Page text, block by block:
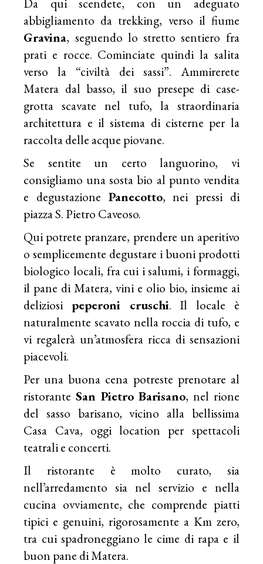
abbigliamento da trekking, verso il fiume
Gravina, seguendo lo stretto sentiero fra
prati e rocce. Cominciate quindi la salita
verso la “civiltà dei sassi”. Ammirerete
Matera dal basso, il suo presepe di case-
grotta scavate nel tufo, la straordinaria
architettura e il sistema di cisterne per la
raccolta delle acque piovane.
Se sentite un certo languorino, vi
consigliamo una sosta bio al punto vendita
e degustazione Panecotto, nei pressi di
piazza S. Pietro Caveoso.
Qui potrete pranzare, prendere un aperitivo
o semplicemente degustare i buoni prodotti
biologico locali, fra cui i salumi, i formaggi,
il pane di Matera, vini e olio bio, insieme ai
deliziosi peperoni cruschi. Il locale è
naturalmente scavato nella roccia di tufo, e
vi regalerà un’atmosfera ricca di sensazioni
piacevoli.
Per una buona cena potreste prenotare al
ristorante San Pietro Barisano, nel rione
del sasso barisano, vicino alla bellissima
Casa Cava, oggi location per spettacoli
teatrali e concerti.
Il ristorante è molto curato, sia
nell’arredamento sia nel servizio e nella
cucina ovviamente, che comprende piatti
tipici e genuini, rigorosamente a Km zero,
tra cui spadroneggiano le cime di rapa e il
buon pane di Matera.